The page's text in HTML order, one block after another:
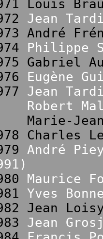
Louis
Jean
André
Philippe
Gabriel
Eugène
Jean
Robert
Charles
André
Maurice
Yves
Jean
Jean